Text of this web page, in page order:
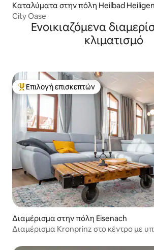
Καταλύματα στην πόλη Heilbad
City Oase
Ενοικιαζόμενα
κλιματισμό
Κορυφαία επιλογή επισκεπτών
Επιλογή επισκεπτών
Διαμέρισμα στην πόλη Eisenach
Διαμέρισμα Kronprinz στο κέντρο με